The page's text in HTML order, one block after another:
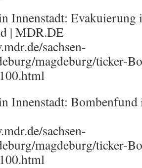
Innenstadt: Evakuierung
| MDR.DE
sachsen-
magdeburg/ticker-
Innenstadt:
sachsen-
magdeburg/ticker-